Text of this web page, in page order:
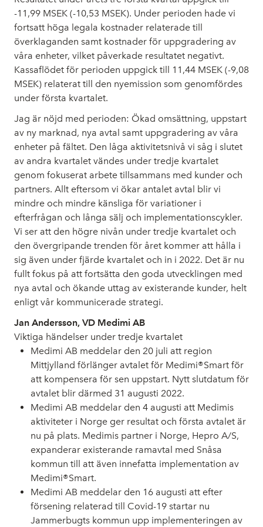
-11,99 MSEK (-10,53 MSEK). Under perioden hade vi
fortsatt höga legala kostnader relaterade till
överklaganden samt kostnader för uppgradering av
våra enheter, vilket påverkade resultatet negativt.
Kassaflödet för perioden uppgick till 11,44 MSEK (-9,08
MSEK) relaterat till den nyemission som genomfördes
under första kvartalet.
Jag är nöjd med perioden: Ökad omsättning, uppstart
av ny marknad, nya avtal samt uppgradering av våra
enheter på fältet. Den låga aktivitetsnivå vi såg i slutet
av andra kvartalet vändes under tredje kvartalet
genom fokuserat arbete tillsammans med kunder och
partners. Allt eftersom vi ökar antalet avtal blir vi
mindre och mindre känsliga för variationer i
efterfrågan och långa sälj och implementationscykler.
Vi ser att den högre nivån under tredje kvartalet och
den övergripande trenden för året kommer att hålla i
sig även under fjärde kvartalet och in i 2022. Det är nu
fullt fokus på att fortsätta den goda utvecklingen med
nya avtal och ökande uttag av existerande kunder, helt
enligt vår kommunicerade strategi.
Jan Andersson, VD Medimi AB
Viktiga händelser under tredje kvartalet
Medimi AB meddelar den 20 juli att region
Mittjylland förlänger avtalet för Medimi®Smart för
att kompensera för sen uppstart. Nytt slutdatum för
avtalet blir därmed 31 augusti 2022.
Medimi AB meddelar den 4 augusti att Medimis
aktiviteter i Norge ger resultat och första avtalet är
nu på plats. Medimis partner i Norge, Hepro A/S,
expanderar existerande ramavtal med Snåsa
kommun till att även innefatta implementation av
Medimi®Smart.
Medimi AB meddelar den 16 augusti att efter
försening relaterad till Covid-19 startar nu
Jammerbugts kommun upp implementeringen av